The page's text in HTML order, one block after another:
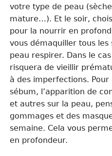
votre type de peau
mature…). Et le soir,
pour la nourrir en
vous démaquiller tous
peau respirer. Dans le
risquera de vieillir
à des imperfections.
sébum, l’apparition de
et autres sur la peau,
gommages et des
semaine. Cela vous
en profondeur.